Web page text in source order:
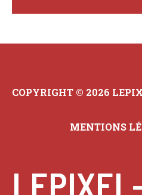
COPYRIGHT © 2026
MENTIONS